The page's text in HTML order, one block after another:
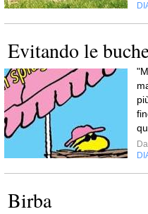
Evitando le
Da
Birba